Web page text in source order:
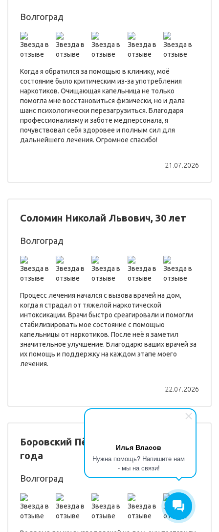
Илья Власов
Нужна помощь? Напишите нам
- мы на связи!
Волгоград
Когда я обратился за помощью в клинику, моё
состояние было критическим из-за употребления
наркотиков. Очищающая капельница не только
помогла мне восстановиться физически, но и дала
шанс психологически перезагрузиться. Благодаря
профессионализму и заботе медперсонала, я
почувствовал себя здоровее и полным сил для
дальнейшего лечения. Огромное спасибо!
21.07.2026
Соломин Николай Львович, 30 лет
Волгоград
Процесс лечения начался с вызова врачей на дом,
когда я страдал от тяжелой наркотической
интоксикации. Врачи быстро среагировали и помогли
стабилизировать мое состояние с помощью
капельницы от наркотиков. После неё я заметил
значительное улучшение. Благодарю ваших врачей за
их помощь и поддержку на каждом этапе моего
лечения.
22.07.2026
Боровский Пётр Константинович, 32
года
Волгоград